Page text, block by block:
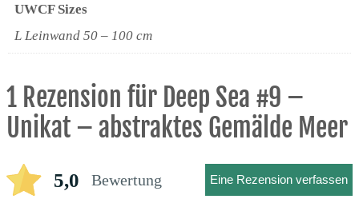
UWCF Sizes
L Leinwand 50 – 100 cm
1 Rezension für Deep Sea #9 –
Unikat – abstraktes Gemälde Meer
5,0 Bewertung Eine Rezension verfassen